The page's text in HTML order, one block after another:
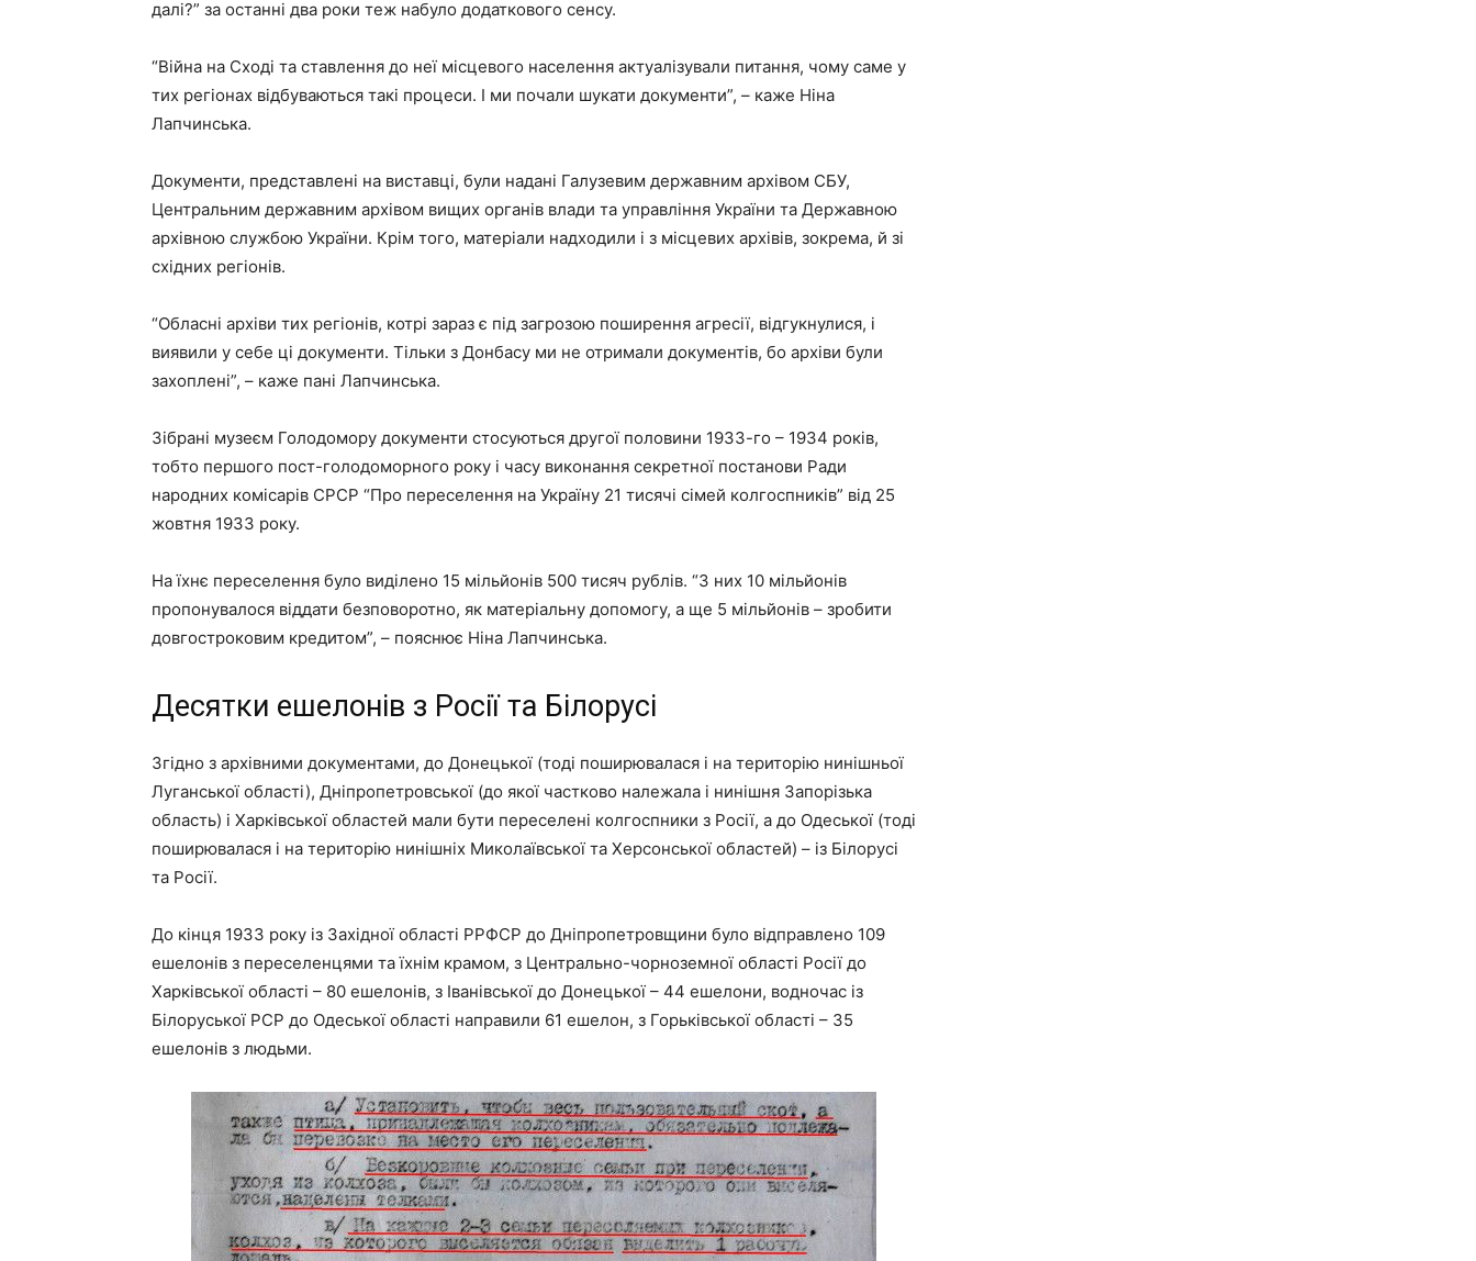
далі?” за останні два роки теж набуло додаткового сенсу.
“Війна на Сході та ставлення до неї місцевого населення актуалізували питання, чому саме у
тих регіонах відбуваються такі процеси. І ми почали шукати документи”, – каже Ніна
Лапчинська.
Документи, представлені на виставці, були надані Галузевим державним архівом СБУ,
Центральним державним архівом вищих органів влади та управління України та Державною
архівною службою України. Крім того, матеріали надходили і з місцевих архівів, зокрема, й зі
східних регіонів.
“Обласні архіви тих регіонів, котрі зараз є під загрозою поширення агресії, відгукнулися, і
виявили у себе ці документи. Тільки з Донбасу ми не отримали документів, бо архіви були
захоплені”, – каже пані Лапчинська.
Зібрані музеєм Голодомору документи стосуються другої половини 1933-го – 1934 років,
тобто першого пост-голодоморного року і часу виконання секретної постанови Ради
народних комісарів СРСР “Про переселення на Україну 21 тисячі сімей колгоспників” від 25
жовтня 1933 року.
На їхнє переселення було виділено 15 мільйонів 500 тисяч рублів. “З них 10 мільйонів
пропонувалося віддати безповоротно, як матеріальну допомогу, а ще 5 мільйонів – зробити
довгостроковим кредитом”, – пояснює Ніна Лапчинська.
Десятки ешелонів з Росії та Білорусі
Згідно з архівними документами, до Донецької (тоді поширювалася і на територію нинішньої
Луганської області), Дніпропетровської (до якої частково належала і нинішня Запорізька
область) і Харківської областей мали бути переселені колгоспники з Росії, а до Одеської (тоді
поширювалася і на територію нинішніх Миколаївської та Херсонської областей) – із Білорусі
та Росії.
До кінця 1933 року із Західної області РРФСР до Дніпропетровщини було відправлено 109
ешелонів з переселенцями та їхнім крамом, з Центрально-чорноземної області Росії до
Харківської області – 80 ешелонів, з Іванівської до Донецької – 44 ешелони, водночас із
Білоруської РСР до Одеської області направили 61 ешелон, з Горьківської області – 35
ешелонів з людьми.